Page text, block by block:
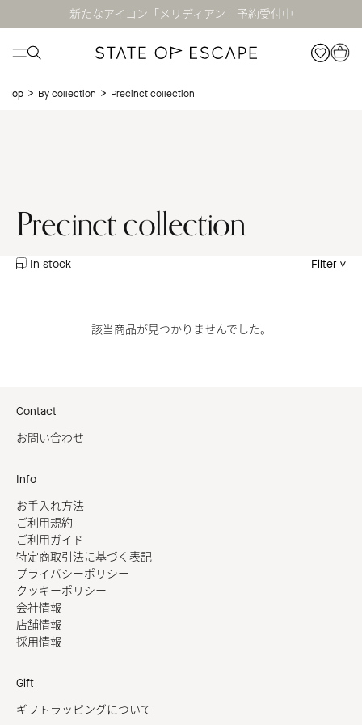
新たなアイコン「メリディアン」予約受付中
Top > By collection > Precinct collection
Precinct collection
In stock Filter
該当商品が見つかりませんでした。
Contact
お問い合わせ
Info
お手入れ方法
ご利用規約
ご利用ガイド
特定商取引法に基づく表記
プライバシーポリシー
クッキーポリシー
会社情報
店舗情報
採用情報
Gift
ギフトラッピングについて